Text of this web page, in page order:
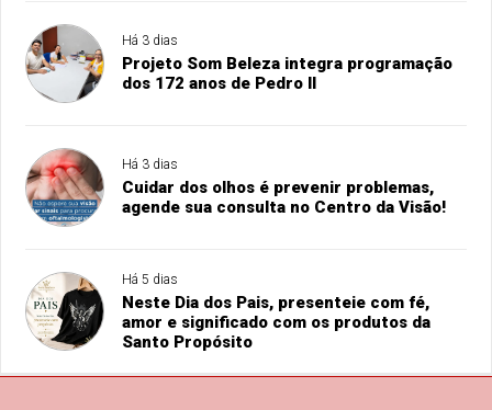
Há 3 dias
Projeto Som Beleza integra programação
dos 172 anos de Pedro II
Há 3 dias
Cuidar dos olhos é prevenir problemas,
agende sua consulta no Centro da Visão!
Há 5 dias
Neste Dia dos Pais, presenteie com fé,
amor e significado com os produtos da
Santo Propósito